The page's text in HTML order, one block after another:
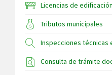
Licencias de edificación
Tributos municipales
Inspecciones técnicas
Consulta de trámite